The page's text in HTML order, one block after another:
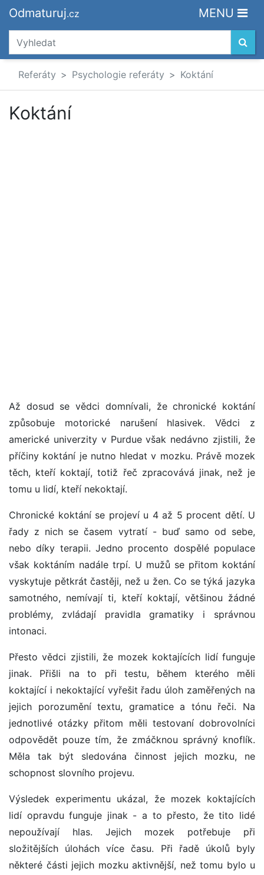
Odmaturuj.cz MENU
Referáty Psychologie referáty Koktání
Koktání
Až dosud se vědci domnívali, že chronické koktání
způsobuje motorické narušení hlasivek. Vědci z
americké univerzity v Purdue však nedávno zjistili, že
příčiny koktání je nutno hledat v mozku. Právě mozek
těch, kteří koktají, totiž řeč zpracovává jinak, než je
tomu u lidí, kteří nekoktají.
Chronické koktání se projeví u 4 až 5 procent dětí. U
řady z nich se časem vytratí - buď samo od sebe,
nebo díky terapii. Jedno procento dospělé populace
však koktáním nadále trpí. U mužů se přitom koktání
vyskytuje pětkrát častěji, než u žen. Co se týká jazyka
samotného, nemívají ti, kteří koktají, většinou žádné
problémy, zvládají pravidla gramatiky i správnou
intonaci.
Přesto vědci zjistili, že mozek koktajících lidí funguje
jinak. Přišli na to při testu, během kterého měli
koktající i nekoktající vyřešit řadu úloh zaměřených na
jejich porozumění textu, gramatice a tónu řeči. Na
jednotlivé otázky přitom měli testovaní dobrovolníci
odpovědět pouze tím, že zmáčknou správný knoflík.
Měla tak být sledována činnost jejich mozku, ne
schopnost slovního projevu.
Výsledek experimentu ukázal, že mozek koktajících
lidí opravdu funguje jinak - a to přesto, že tito lidé
nepoužívají hlas. Jejich mozek potřebuje při
složitějších úlohách více času. Při řadě úkolů byly
některé části jejich mozku aktivnější, než tomu bylo u